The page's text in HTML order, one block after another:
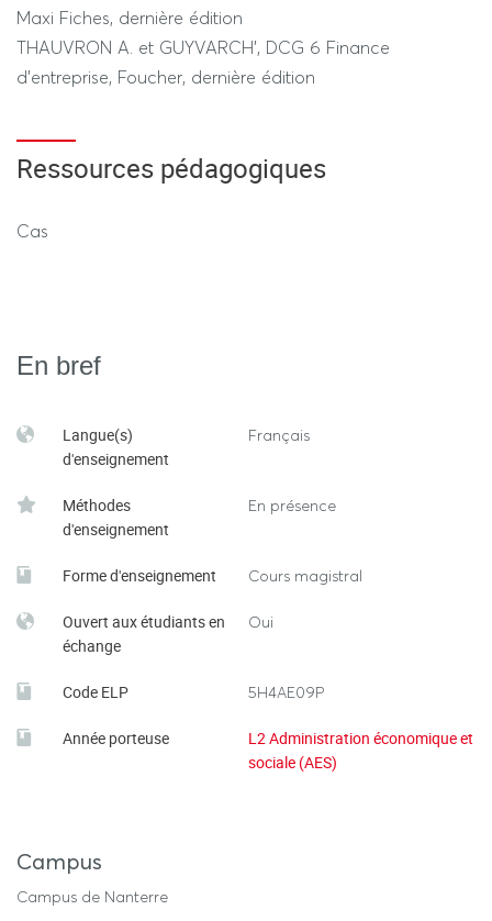
Maxi Fiches, dernière édition
THAUVRON A. et GUYVARCH’, DCG 6 Finance
d’entreprise, Foucher, dernière édition
Ressources pédagogiques
Cas
En bref
Langue(s)
d'enseignement
Français
Méthodes
d'enseignement
En présence
Forme d'enseignement Cours magistral
Ouvert aux étudiants en
échange
Oui
Code ELP 5H4AE09P
Année porteuse
L2 Administration économique et
sociale (AES)
Campus
Campus de Nanterre